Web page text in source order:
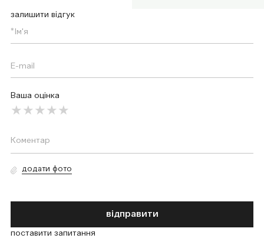
залишити відгук
Ваша оцінка
додати фото
відправити
поставити запитання